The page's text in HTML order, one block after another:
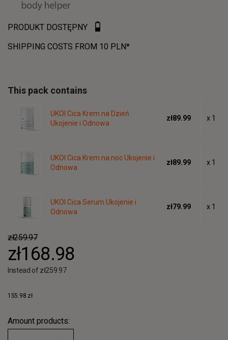
PRODUKT DOSTĘPNY
SHIPPING COSTS FROM 10 PLN*
This pack contains
UKOI Cica Krem na Dzień
Ukojenie i Odnowa
zł89.99 x 1
UKOI Cica Krem na noc Ukojenie i
Odnowa
zł89.99 x 1
UKOI Cica Serum Ukojenie i
Odnowa
zł79.99 x 1
zł259.97
zł168.98
Instead of zł259.97
155.98 zł
Amount products: